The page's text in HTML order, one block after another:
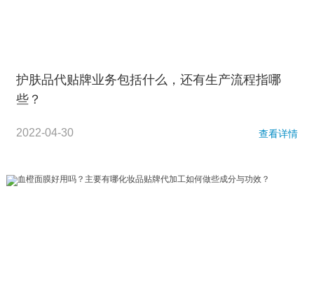
护肤品代贴牌业务包括什么，还有生产流程指哪
些？
2022-04-30 查看详情